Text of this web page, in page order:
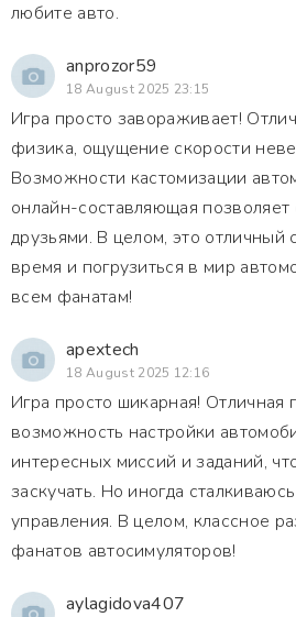
любите авто.
anprozor59
18 August 2025 23:15
Игра просто завораживает!
физика, ощущение скорости
Возможности кастомизации
онлайн-составляющая позволяет
друзьями. В целом, это отличный
время и погрузиться в мир
всем фанатам!
apextech
18 August 2025 12:16
Игра просто шикарная! Отличная
возможность настройки
интересных миссий и заданий,
заскучать. Но иногда
управления. В целом, классное
фанатов автосимуляторов!
aylagidova407